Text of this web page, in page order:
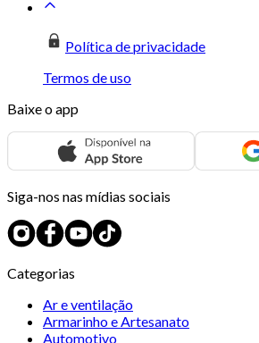
Política de privacidade
Termos de uso
Baixe o app
Siga-nos nas mídias sociais
Categorias
Ar e ventilação
Armarinho e Artesanato
Automotivo